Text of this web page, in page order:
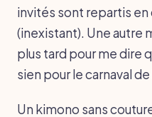
invités sont repartis
(inexistant). Une autre
plus tard pour me dire
sien pour le carnaval de
Un kimono sans